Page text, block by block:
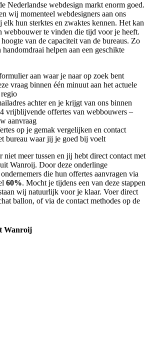
Nederlandse webdesign markt enorm goed.
wij momenteel webdesigners aan ons
hun sterktes en zwaktes kennen. Het kan
webbouwer te vinden die tijd voor je heeft.
van de capaciteit van de bureaus. Zo
helpen aan een geschikte
aan waar je naar op zoek bent
vraag binnen één minuut aan het actuele
achter en je krijgt van ons binnen
vrijblijvende offertes van webbouwers –
aanvraag
op je gemak vergelijken en contact
bureau waar jij je goed bij voelt
meer tussen en jij hebt direct contact met
Wanroij. Door deze onderlinge
die hun offertes aanvragen via
60%. Mocht je tijdens een van deze stappen
wij natuurlijk voor je klaar. Voer direct
ballon, of via de contact methodes op de
Wanroij